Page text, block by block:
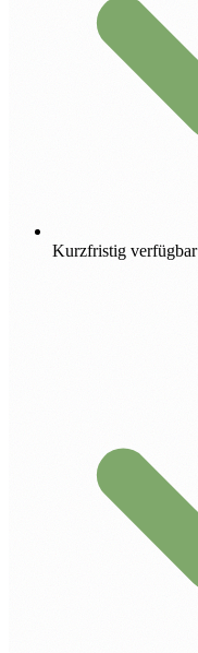
Kurzfristig verfügbar